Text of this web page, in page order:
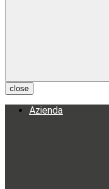
close
Azienda